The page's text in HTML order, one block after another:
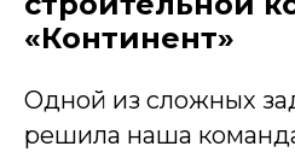
«Континент»
Одной из сложных
решила наша